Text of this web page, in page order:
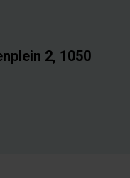
2, 1050